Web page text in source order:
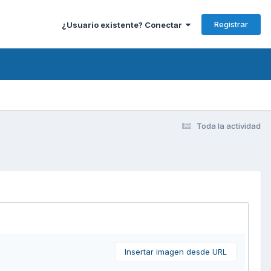
¿Usuario existente? Conectar Registrar
Toda la actividad
Insertar imagen desde URL